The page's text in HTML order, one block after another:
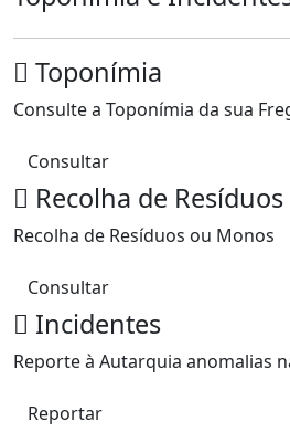
Toponímia
Consulte a Toponímia da sua
Consultar
Recolha de Resíduos
Recolha de Resíduos ou Monos
Consultar
Incidentes
Reporte à Autarquia anomalias
Reportar